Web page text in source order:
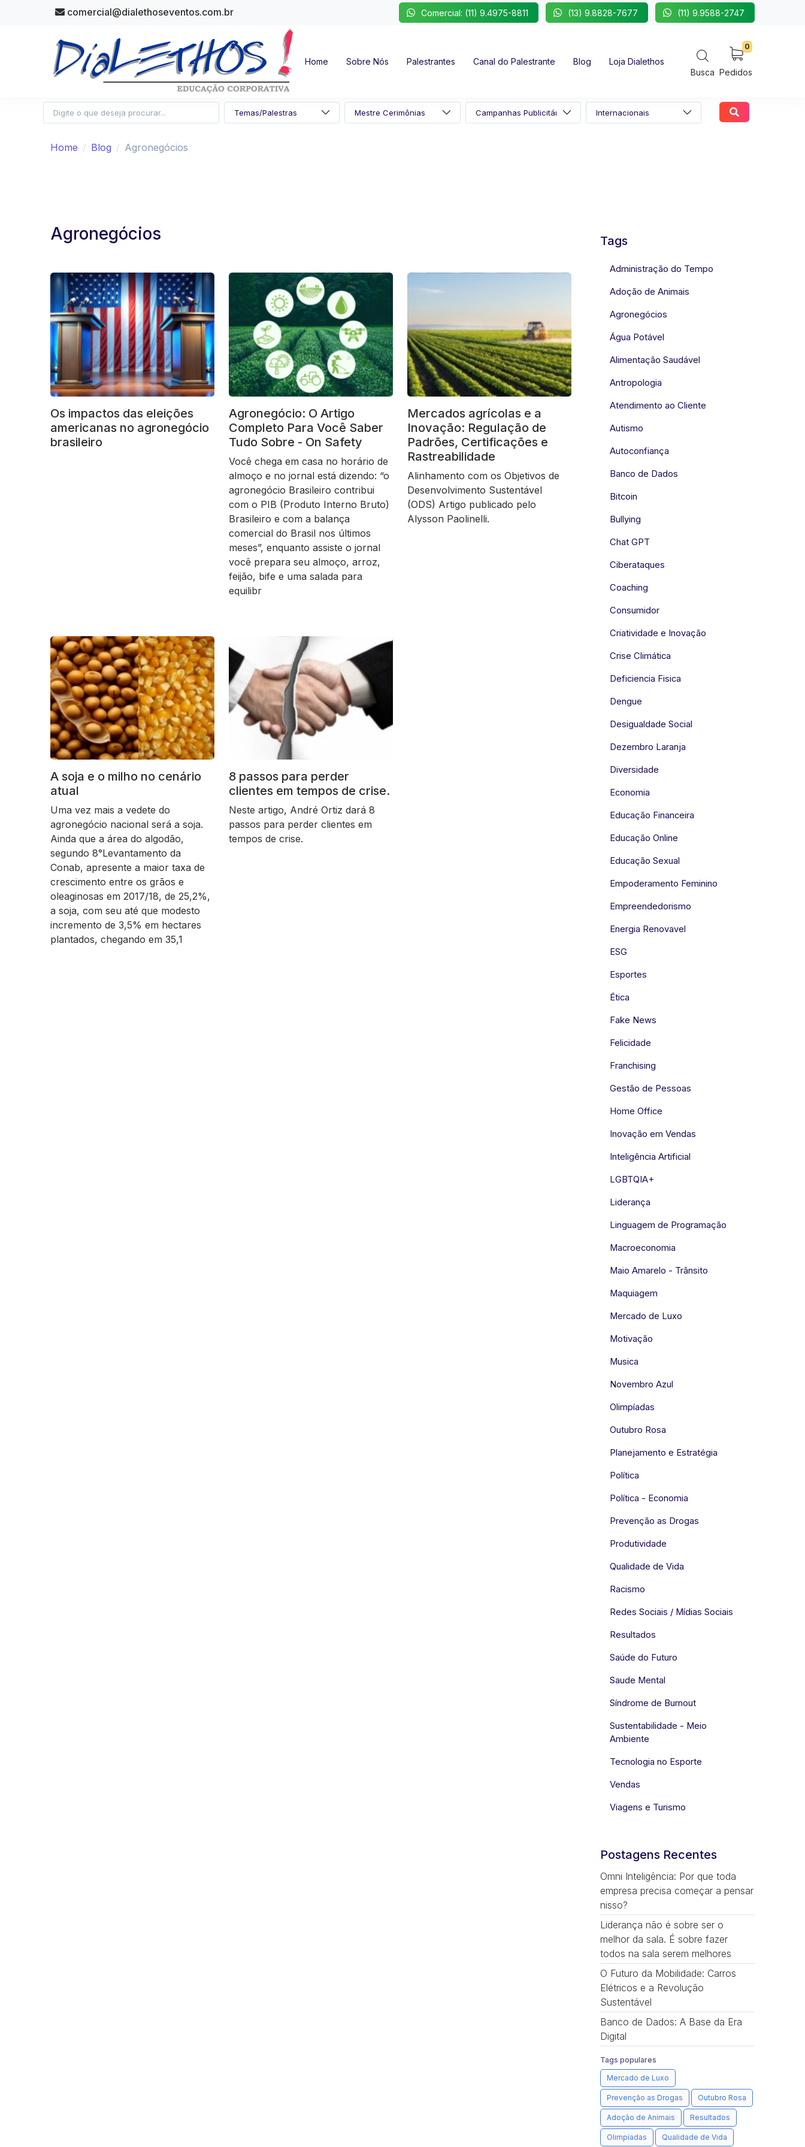
comercial@dialethoseventos.com.br Comercial: (11) 9.4975-8811 (13) 9.8828-7677 (11) 9.9588-2747
Home Sobre Nós Palestrantes Canal do Palestrante Blog
Loja Dialethos
Busca
0
Pedidos
Home Blog Agronegócios
Agronegócios
Os impactos das eleições
americanas no agronegócio
brasileiro
Agronegócio: O Artigo
Completo Para Você Saber
Tudo Sobre - On Safety
Você chega em casa no horário de
almoço e no jornal está dizendo: “o
agronegócio Brasileiro contribui
com o PIB (Produto Interno Bruto)
Brasileiro e com a balança
comercial do Brasil nos últimos
meses”, enquanto assiste o jornal
você prepara seu almoço, arroz,
feijão, bife e uma salada para
equilibr
Mercados agrícolas e a
Inovação: Regulação de
Padrões, Certificações e
Rastreabilidade
Alinhamento com os Objetivos de
Desenvolvimento Sustentável
(ODS) Artigo publicado pelo
Alysson Paolinelli.
A soja e o milho no cenário
atual
Uma vez mais a vedete do
agronegócio nacional será a soja.
Ainda que a área do algodão,
segundo 8°Levantamento da
Conab, apresente a maior taxa de
crescimento entre os grãos e
oleaginosas em 2017/18, de 25,2%,
a soja, com seu até que modesto
incremento de 3,5% em hectares
plantados, chegando em 35,1
8 passos para perder
clientes em tempos de crise.
Neste artigo, André Ortiz dará 8
passos para perder clientes em
tempos de crise.
Tags
Administração do Tempo
Adoção de Animais
Agronegócios
Água Potável
Alimentação Saudável
Antropologia
Atendimento ao Cliente
Autismo
Autoconfiança
Banco de Dados
Bitcoin
Bullying
Chat GPT
Ciberataques
Coaching
Consumidor
Criatividade e Inovação
Crise Climática
Deficiencia Fisica
Dengue
Desigualdade Social
Dezembro Laranja
Diversidade
Economia
Educação Financeira
Educação Online
Educação Sexual
Empoderamento Feminino
Empreendedorismo
Energia Renovavel
ESG
Esportes
Ética
Fake News
Felicidade
Franchising
Gestão de Pessoas
Home Office
Inovação em Vendas
Inteligência Artificial
LGBTQIA+
Liderança
Linguagem de Programação
Macroeconomia
Maio Amarelo - Trânsito
Maquiagem
Mercado de Luxo
Motivação
Musica
Novembro Azul
Olimpíadas
Outubro Rosa
Planejamento e Estratégia
Política
Política - Economia
Prevenção as Drogas
Produtividade
Qualidade de Vida
Racismo
Redes Sociais / Mídias Sociais
Resultados
Saúde do Futuro
Saude Mental
Síndrome de Burnout
Sustentabilidade - Meio
Ambiente
Tecnologia no Esporte
Vendas
Viagens e Turismo
Postagens Recentes
Omni Inteligência: Por que toda
empresa precisa começar a pensar
nisso?
Liderança não é sobre ser o
melhor da sala. É sobre fazer
todos na sala serem melhores
O Futuro da Mobilidade: Carros
Elétricos e a Revolução
Sustentável
Banco de Dados: A Base da Era
Digital
Tags populares
Mercado de Luxo
Prevenção as Drogas Outubro Rosa
Adoção de Animais Resultados
Olimpíadas Qualidade de Vida